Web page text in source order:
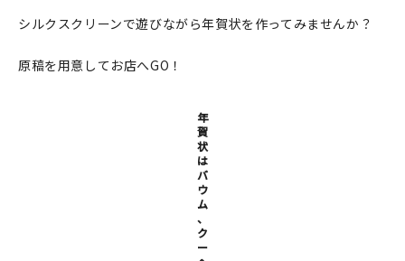
シルクスクリーンで遊びながら年賀状を作ってみませんか？
原稿を用意してお店へGO！
年
賀
状
は
バ
ウ
ム
、
ク
ー